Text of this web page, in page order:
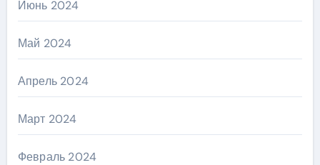
Июнь 2024
Май 2024
Апрель 2024
Март 2024
Февраль 2024